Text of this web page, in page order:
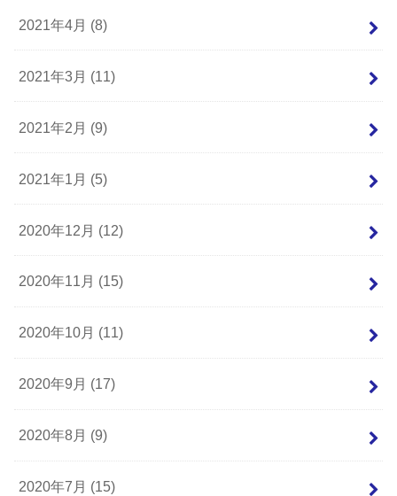
2021年4月 (8)
2021年3月 (11)
2021年2月 (9)
2021年1月 (5)
2020年12月 (12)
2020年11月 (15)
2020年10月 (11)
2020年9月 (17)
2020年8月 (9)
2020年7月 (15)